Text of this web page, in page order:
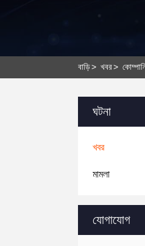
বাড়ি> খবর>
ঘটনা
খবর
মামলা
যোগাযোগ